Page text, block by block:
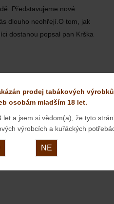
Představujeme nové
dlouho neohřejí.O tom, jak
dostanou popsal pan Krška
prodej tabákových
osobám mladším 18 let.
let a jsem si vědom(a), že tyto
výrobcích a kuřáckých
NE